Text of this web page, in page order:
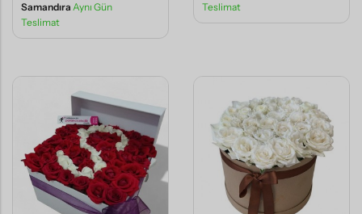
Samandıra Aynı Gün
Teslimat
Teslimat